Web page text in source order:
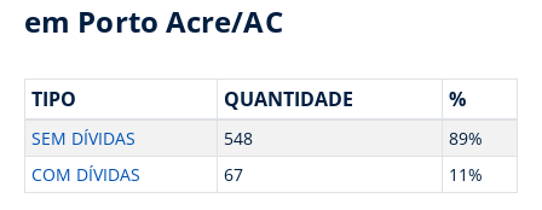
em Porto Acre/AC
TIPO QUANTIDADE %
SEM DÍVIDAS 548
89%
COM DÍVIDAS
67 11%